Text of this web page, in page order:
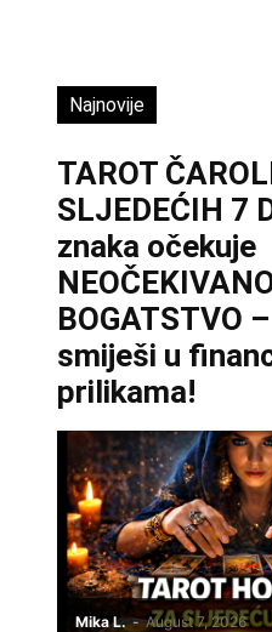
Najnovije
TAROT
SLJEDEĆIH 7
znaka očekuje
BOGATSTVO
smiješi u
prilikama!
Mika L. - August 7, 2026